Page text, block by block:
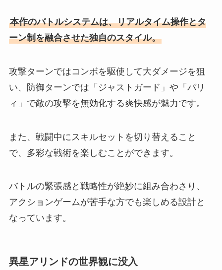
本作のバトルシステムは、リアルタイム操作とタ
ーン制を融合させた独自のスタイル。
攻撃ターンではコンボを駆使して大ダメージを狙
い、防御ターンでは「ジャストガード」や「パリ
ィ」で敵の攻撃を無効化する爽快感が魅力です。
また、戦闘中にスキルセットを切り替えること
で、多彩な戦術を楽しむことができます。
バトルの緊張感と戦略性が絶妙に組み合わさり、
アクションゲームが苦手な方でも楽しめる設計と
なっています。
異星アリンドの世界観に没入